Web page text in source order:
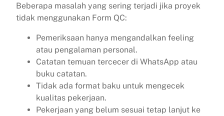
Beberapa masalah yang sering terjadi jika proyek
tidak menggunakan Form QC:
Pemeriksaan hanya mengandalkan feeling
atau pengalaman personal.
Catatan temuan tercecer di WhatsApp atau
buku catatan.
Tidak ada format baku untuk mengecek
kualitas pekerjaan.
Pekerjaan yang belum sesuai tetap lanjut ke